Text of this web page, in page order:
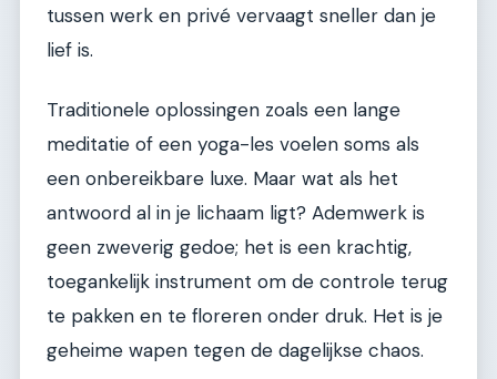
tussen werk en privé vervaagt sneller dan je
lief is.
Traditionele oplossingen zoals een lange
meditatie of een yoga-les voelen soms als
een onbereikbare luxe. Maar wat als het
antwoord al in je lichaam ligt? Ademwerk is
geen zweverig gedoe; het is een krachtig,
toegankelijk instrument om de controle terug
te pakken en te floreren onder druk. Het is je
geheime wapen tegen de dagelijkse chaos.